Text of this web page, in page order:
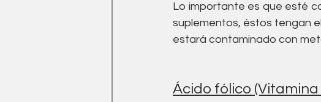
Lo importante es que esté
suplementos, éstos tengan
estará contaminado con
Ácido fólico (Vitamina